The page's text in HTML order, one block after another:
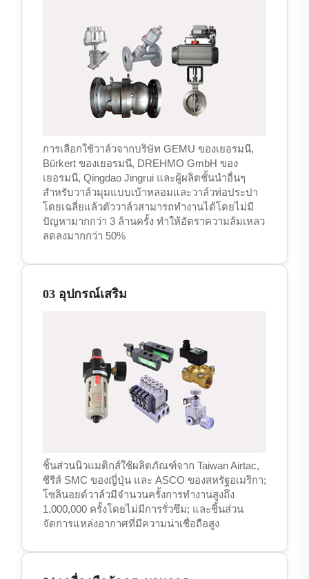
การเลือกใช้วาล์วจากบริษัท GEMU ของเยอรมนี,
Bürkert ของเยอรมนี, DREHMO GmbH ของ
เยอรมนี, Qingdao Jingrui และผู้ผลิตชั้นนำอื่นๆ
สำหรับวาล์วมุมแบบเบ้าหลอมและวาล์วท่อประปา
โดยเฉลี่ยแล้วตัววาล์วสามารถทำงานได้โดยไม่มี
ปัญหามากกว่า 3 ล้านครั้ง ทำให้อัตราความล้มเหลว
ลดลงมากกว่า 50%
03 อุปกรณ์เสริม
ชิ้นส่วนนิวแมติกส์ใช้ผลิตภัณฑ์จาก Taiwan Airtac,
ซีรีส์ SMC ของญี่ปุ่น และ ASCO ของสหรัฐอเมริกา;
โซลินอยด์วาล์วมีจำนวนครั้งการทำงานสูงถึง
1,000,000 ครั้งโดยไม่มีการรั่วซึม; และชิ้นส่วน
จัดการแหล่งอากาศที่มีความน่าเชื่อถือสูง